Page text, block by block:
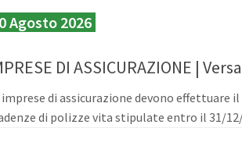
Agosto 2026
DI ASSICURAZIONE |
imprese di assicurazione devono
di polizze vita stipulate entro il 31/